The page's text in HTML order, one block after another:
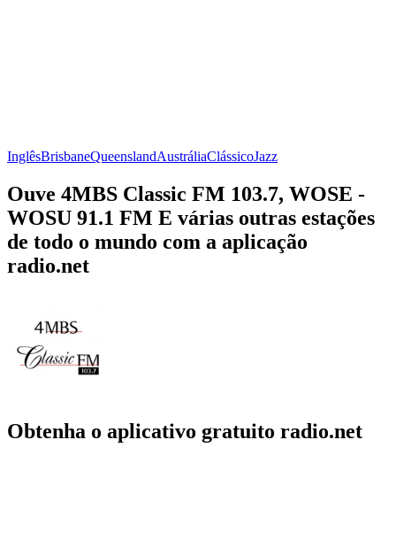
InglêsBrisbaneQueenslandAustráliaClássicoJazz
Ouve 4MBS Classic FM 103.7, WOSE -
WOSU 91.1 FM E várias outras estações
de todo o mundo com a aplicação
radio.net
Obtenha o aplicativo gratuito radio.net